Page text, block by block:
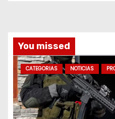
a
s
You missed
CATEGORIAS NOTICIAS